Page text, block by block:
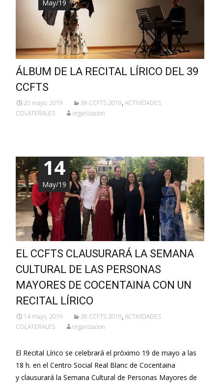
May/19
ÁLBUM DE LA RECITAL LÍRICO DEL 39
CCFTS
20 mayo, 2019 39 CCFTS 2019,ACTIVIDADES
COLATERALES
organizacion
14
May/19
EL CCFTS CLAUSURARÁ LA SEMANA
CULTURAL DE LAS PERSONAS
MAYORES DE COCENTAINA CON UN
RECITAL LÍRICO
14 mayo, 2019 39 CCFTS 2019,ACTIVIDADES
COLATERALES
organizacion
El Recital Lírico se celebrará el próximo 19 de mayo a las
18 h. en el Centro Social Real Blanc de Cocentaina
y clausurará la Semana Cultural de Personas Mayores de